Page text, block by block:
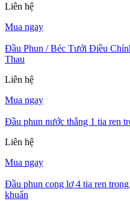
Liên hệ
Mua ngay
Đầu Phun / Béc Tưới Điều
Thau
Liên hệ
Mua ngay
Đầu phun nước thẳng 1 tia ren
Liên hệ
Mua ngay
Đầu phun cong lơ 4 tia ren
khuẩn